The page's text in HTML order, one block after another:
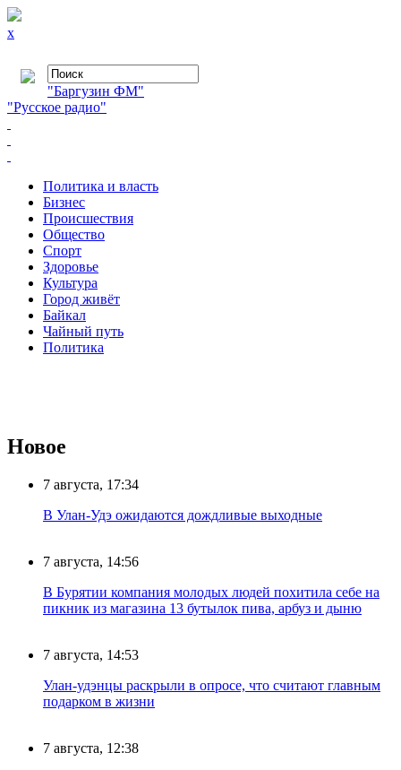
x
"Баргузин ФМ"
"Русское радио"
Политика и власть
Бизнес
Происшествия
Общество
Cпорт
Здоровье
Культура
Город живёт
Байкал
Чайный путь
Политика
Новое
7 августа, 17:34
В Улан-Удэ ожидаются дождливые выходные
7 августа, 14:56
В Бурятии компания молодых людей похитила себе на
пикник из магазина 13 бутылок пива, арбуз и дыню
7 августа, 14:53
Улан-удэнцы раскрыли в опросе, что считают главным
подарком в жизни
7 августа, 12:38